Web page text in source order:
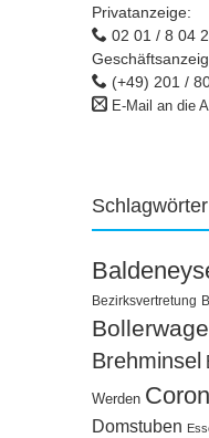
Privatanzeige:
02 01 / 8 04
(+49) 201 /
E-Mail an die
Schlagwörter
Bezirksvertretung
Brehminsel
Werden
Domstuben